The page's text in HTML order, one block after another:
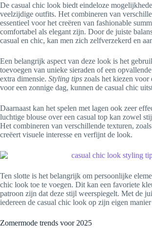
De casual chic look biedt eindeloze
veelzijdige outfits. Het combineren van
essentieel voor het creëren van fashionable
comfortabel als elegant zijn. Door de juiste
casual en chic, kan men zich zelfverzekerd en
Een belangrijk aspect van deze look is het
toevoegen van unieke sieraden of een
extra dimensie. Styling tips zoals het kiezen voor
voor een zonnige dag, kunnen de casual chic
Daarnaast kan het spelen met lagen ook zeer
luchtige blouse over een casual top kan zowel
Het combineren van verschillende texturen,
creëert visuele interesse en verfijnt de look.
Ten slotte is het belangrijk om persoonlijke
chic look toe te voegen. Dit kan een favoriete
patroon zijn dat deze stijl weerspiegelt. Met de
iedereen de casual chic look op zijn eigen
Zomermode trends voor 2025